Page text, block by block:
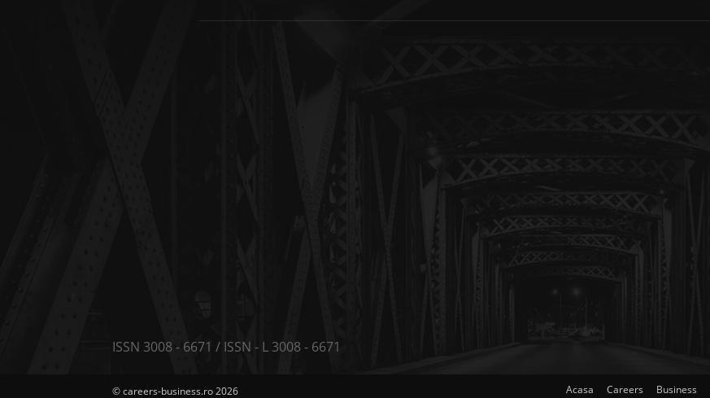
ISSN 3008 - 6671 / ISSN - L 3008 - 6671
© careers-business.ro 2026 Acasa Careers Business